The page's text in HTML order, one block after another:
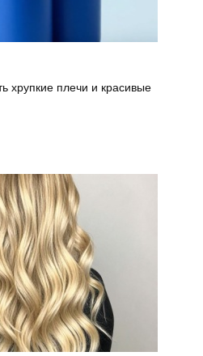
хрупкие плечи и красивые